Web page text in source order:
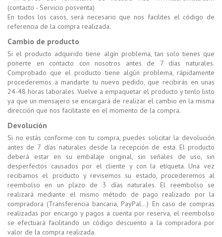
(contacto - Servicio posventa)
En todos los casos, será necesario que nos facilites el código de
referencia de la compra realizada.
Cambio de producto
Si el producto adquirido tiene algín problema, tan solo tienes que
ponerte en contacto con nosotros antes de 7 días naturales.
Comprobado que el producto tiene algún problema, rápidamente
procederemos a mandarte tu nuevo pedido, que recibirás en unas
24-48 horas laborales. Vuelve a empaquetar el producto y tenlo listo
ya que un mensajero se encargará de realizar el cambio en la misma
dirección que nos facilitaste en el momento de la compra.
Devolución
Si no estás conforme con tu compra, puedes solicitar la devolución
antes de 7 días naturales desde la recepción de esta. El producto
deberá estar en su embalaje original, sin señales de uso, sin
desperfectos causados por el cliente y con la etiqueta. Una vez
recibamos el producto y revisemos su estado, procederemos al
reembolso en un plazo de 3 días naturales. El reembolso se
realizará mediante el mismo método de pago realizado por la
compradora (Transferencia bancaria, PayPal…) En caso de compras
realizadas por encargo y pagos a cuenta por reserva, el reembolso
se efectuará facilitando un código descuento a la compradora por
valor de la compra realizada.